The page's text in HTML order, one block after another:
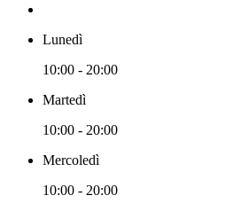
Lunedì
10:00 - 20:00
Martedì
10:00 - 20:00
Mercoledì
10:00 - 20:00